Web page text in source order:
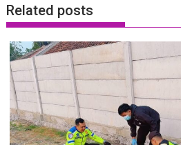
Related posts